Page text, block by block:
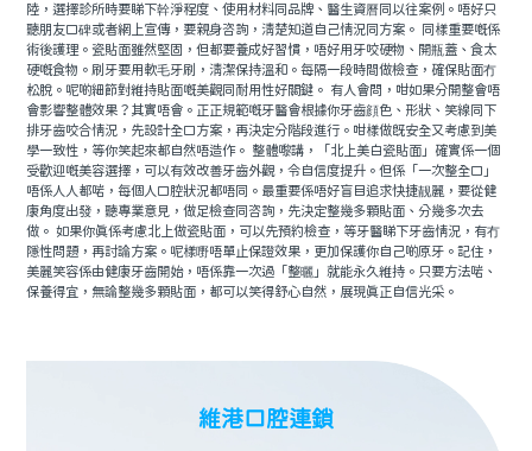
陸，選擇診所時要睇下幹淨程度、使用材料同品牌、醫生資曆同以往案例。唔好只
聽朋友口碑或者網上宣傳，要親身咨詢，清楚知道自己情況同方案。 同樣重要嘅係
術後護理。瓷貼面雖然堅固，但都要養成好習慣，唔好用牙咬硬物、開瓶蓋、食太
硬嘅食物。刷牙要用軟毛牙刷，清潔保持溫和。每隔一段時間做檢查，確保貼面冇
松脫。呢啲細節對維持貼面嘅美觀同耐用性好關鍵。 有人會問，咁如果分開整會唔
會影響整體效果？其實唔會。正正規範嘅牙醫會根據你牙齒顔色、形狀、笑線同下
排牙齒咬合情況，先設計全口方案，再決定分階段進行。咁樣做既安全又考慮到美
學一致性，等你笑起來都自然唔造作。 整體嚟講，「北上美白瓷貼面」確實係一個
受歡迎嘅美容選擇，可以有效改善牙齒外觀，令自信度提升。但係「一次整全口」
唔係人人都啱，每個人口腔狀況都唔同。最重要係唔好盲目追求快捷靓麗，要從健
康角度出發，聽專業意見，做足檢查同咨詢，先決定整幾多顆貼面、分幾多次去
做。 如果你真係考慮北上做瓷貼面，可以先預約檢查，等牙醫睇下牙齒情況，有冇
隱性問題，再討論方案。呢樣嘢唔單止保證效果，更加保護你自己啲原牙。記住，
美麗笑容係由健康牙齒開始，唔係靠一次過「整曬」就能永久維持。只要方法啱、
保養得宜，無論整幾多顆貼面，都可以笑得舒心自然，展現真正自信光采。
維港口腔連鎖